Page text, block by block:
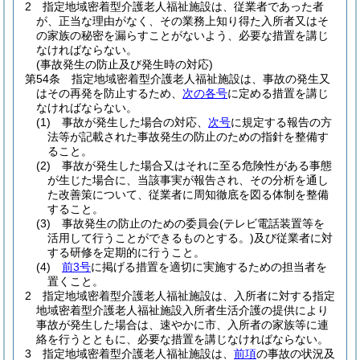
2
指定地域密着型介護老人福祉施設は、従業者であった者
が、正当な理由がなく、その業務上知り得た入所者又はそ
の家族の秘密を漏らすことがないよう、必要な措置を講じ
なければならない。
(事故発生の防止及び発生時の対応)
第54条
指定地域密着型介護老人福祉施設は、事故の発生又
はその再発を防止するため、 次の各号に定める措置を講じ
なければならない。
(1)
事故が発生した場合の対応、 次号に規定する報告の方
法等が記載された事故発生の防止のための指針を整備す
ること。
(2)
事故が発生した場合又はそれに至る危険性がある事態
が生じた場合に、当該事実が報告され、その分析を通し
た改善策について、従業者に周知徹底を図る体制を整備
すること。
(3)
事故発生の防止のための委員会(テレビ電話装置等を
活用して行うことができるものとする。)及び従業者に対
する研修を定期的に行うこと。
(4)
前3号に掲げる措置を適切に実施するための担当者を
置くこと。
2
指定地域密着型介護老人福祉施設は、入所者に対する指定
地域密着型介護老人福祉施設入所者生活介護の提供により
事故が発生した場合は、速やかに市、入所者の家族等に連
絡を行うとともに、必要な措置を講じなければならない。
3
指定地域密着型介護老人福祉施設は、 前項の事故の状況及